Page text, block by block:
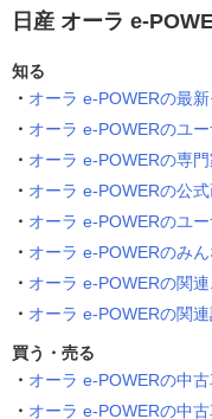
日産 オーラ e-
知る
オーラ e-POWERの最
オーラ e-POWERのユ
オーラ e-POWERの専
オーラ e-POWERの公
オーラ e-POWERのユ
オーラ e-POWERのみ
オーラ e-POWERの関
オーラ e-POWERの関
買う・売る
オーラ e-POWERの中
オーラ e-POWERの中